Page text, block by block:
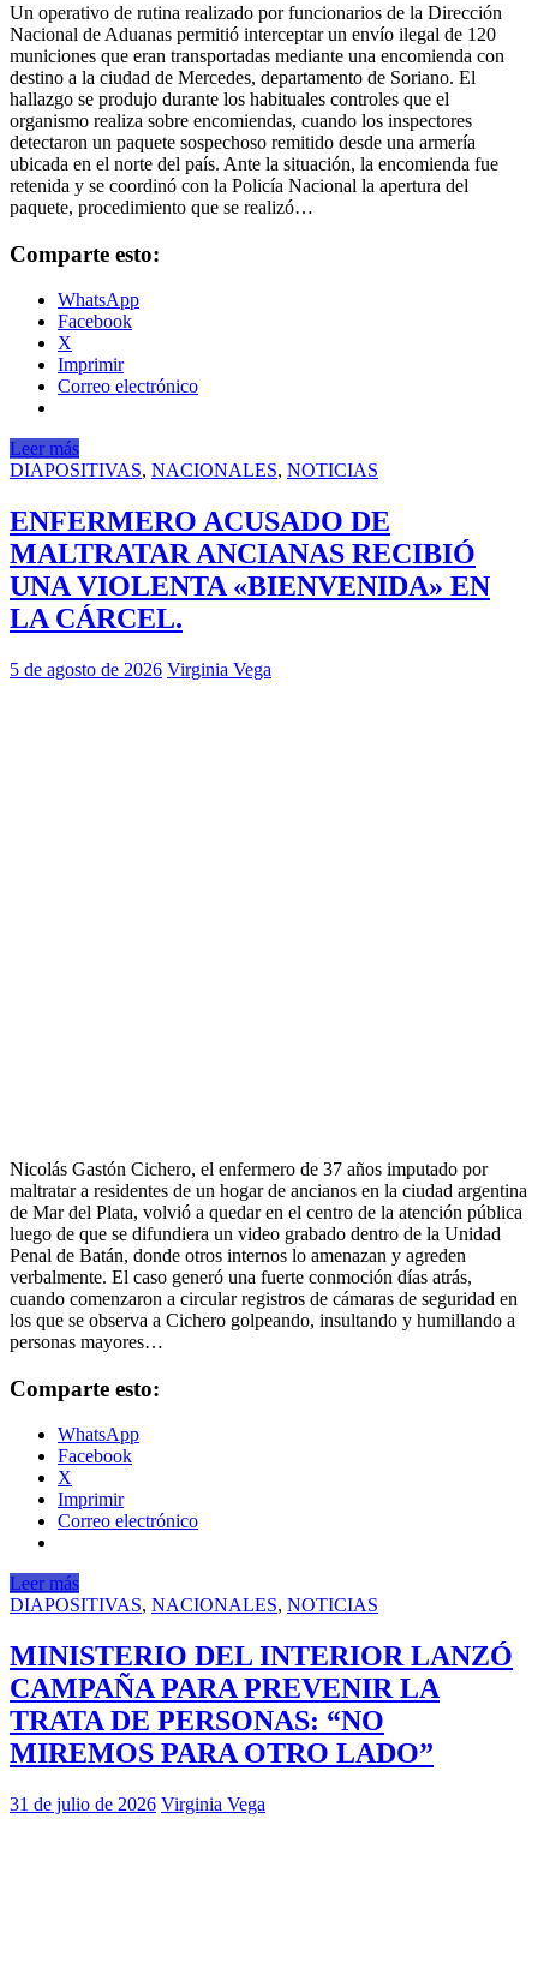
Un operativo de rutina realizado por funcionarios de la Dirección
Nacional de Aduanas permitió interceptar un envío ilegal de 120
municiones que eran transportadas mediante una encomienda con
destino a la ciudad de Mercedes, departamento de Soriano. El
hallazgo se produjo durante los habituales controles que el
organismo realiza sobre encomiendas, cuando los inspectores
detectaron un paquete sospechoso remitido desde una armería
ubicada en el norte del país. Ante la situación, la encomienda fue
retenida y se coordinó con la Policía Nacional la apertura del
paquete, procedimiento que se realizó…
Comparte esto:
WhatsApp
Facebook
X
Imprimir
Correo electrónico
Leer más
DIAPOSITIVAS, NACIONALES, NOTICIAS
ENFERMERO ACUSADO DE
MALTRATAR ANCIANAS RECIBIÓ
UNA VIOLENTA «BIENVENIDA» EN
LA CÁRCEL.
5 de agosto de 2026 Virginia Vega
Nicolás Gastón Cichero, el enfermero de 37 años imputado por
maltratar a residentes de un hogar de ancianos en la ciudad argentina
de Mar del Plata, volvió a quedar en el centro de la atención pública
luego de que se difundiera un video grabado dentro de la Unidad
Penal de Batán, donde otros internos lo amenazan y agreden
verbalmente. El caso generó una fuerte conmoción días atrás,
cuando comenzaron a circular registros de cámaras de seguridad en
los que se observa a Cichero golpeando, insultando y humillando a
personas mayores…
Comparte esto:
WhatsApp
Facebook
X
Imprimir
Correo electrónico
Leer más
DIAPOSITIVAS, NACIONALES, NOTICIAS
MINISTERIO DEL INTERIOR LANZÓ
CAMPAÑA PARA PREVENIR LA
TRATA DE PERSONAS: “NO
MIREMOS PARA OTRO LADO”
31 de julio de 2026 Virginia Vega